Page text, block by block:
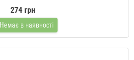
274 грн
Немає в наявності